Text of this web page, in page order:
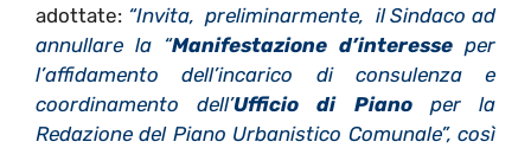
adottate: “Invita, preliminarmente, il Sindaco ad
annullare la “Manifestazione d’interesse per
l’affidamento dell’incarico di consulenza e
coordinamento dell’Ufficio di Pianoper la
Redazione del Piano Urbanistico Comunale”, così